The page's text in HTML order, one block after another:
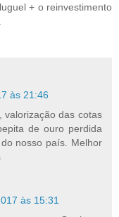
+ o reinvestimento
às 21:46
valorização das cotas
de ouro perdida
nosso país. Melhor
às 15:31